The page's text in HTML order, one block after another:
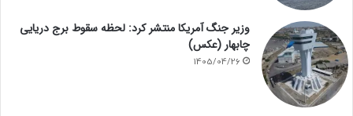
وزیر جنگ آمریکا منتشر کرد: لحظه سقوط برج دریایی
چابهار (عکس)
1405/04/26